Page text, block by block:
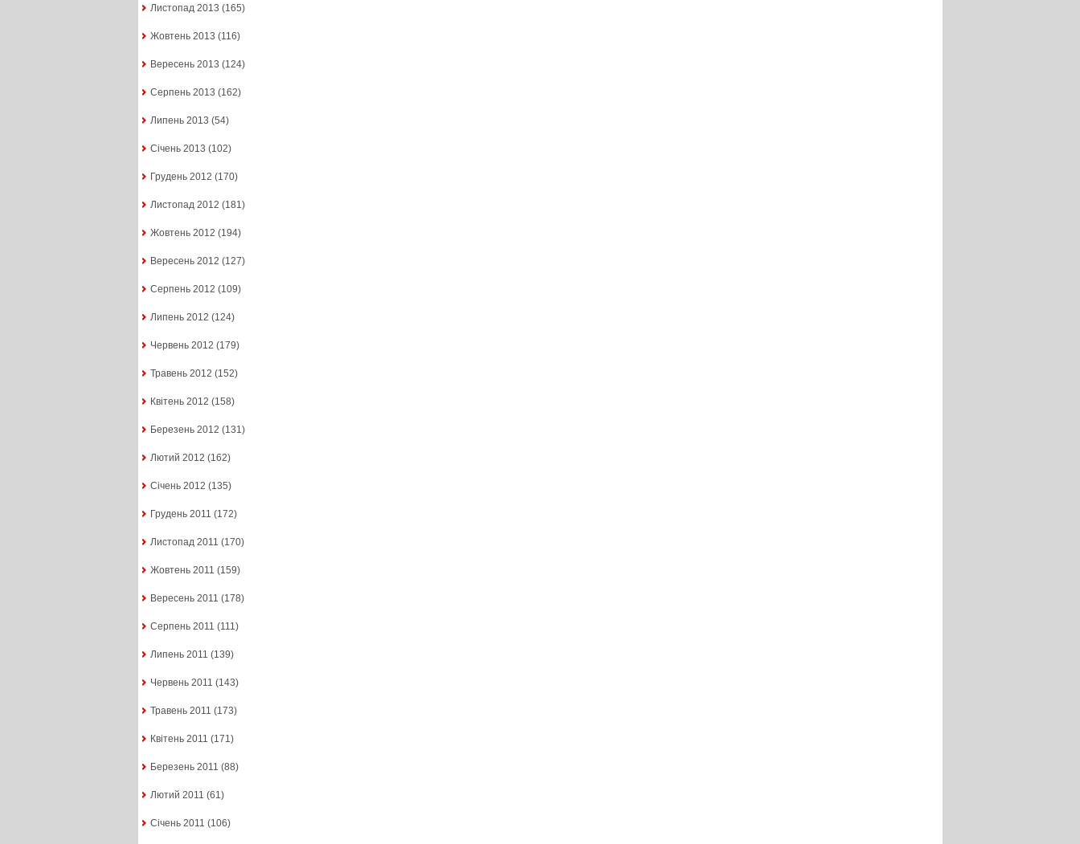
Листопад 2013 (165)
Жовтень 2013 (116)
Вересень 2013 (124)
Серпень 2013 (162)
Липень 2013 (54)
Січень 2013 (102)
Грудень 2012 (170)
Листопад 2012 (181)
Жовтень 2012 (194)
Вересень 2012 (127)
Серпень 2012 (109)
Липень 2012 (124)
Червень 2012 (179)
Травень 2012 (152)
Квітень 2012 (158)
Березень 2012 (131)
Лютий 2012 (162)
Січень 2012 (135)
Грудень 2011 (172)
Листопад 2011 (170)
Жовтень 2011 (159)
Вересень 2011 (178)
Серпень 2011 (111)
Липень 2011 (139)
Червень 2011 (143)
Травень 2011 (173)
Квітень 2011 (171)
Березень 2011 (88)
Лютий 2011 (61)
Січень 2011 (106)